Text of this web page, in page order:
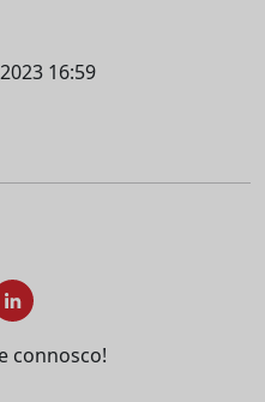
16:59
connosco!